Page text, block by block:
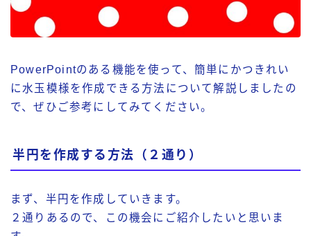
PowerPointのある機能を使って、簡単にかつきれい
に水玉模様を作成できる方法について解説しましたの
で、ぜひご参考にしてみてください。
半円を作成する方法（２通り）
まず、半円を作成していきます。
２通りあるので、この機会にご紹介したいと思いま